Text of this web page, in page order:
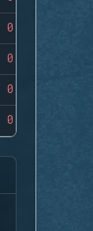
0
0
0
0